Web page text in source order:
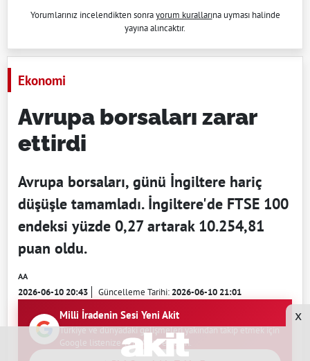
Yorumlarınız incelendikten sonrayorum kurallarına uyması halinde
yayına alıncaktır.
Ekonomi
Avrupa borsaları zarar
ettirdi
Avrupa borsaları, günü İngiltere hariç
düşüşle tamamladı. İngiltere'de FTSE 100
endeksi yüzde 0,27 artarak 10.254,81
puan oldu.
AA
2026-06-10 20:43 Güncelleme Tarihi:2026-06-10 21:01
Milli İradenin Sesi Yeni Akit
Türkiye ve dünyadaki gelişmeleri yakından takip etmek için
Google listenize Yeni Akit'i ekleyin.
x